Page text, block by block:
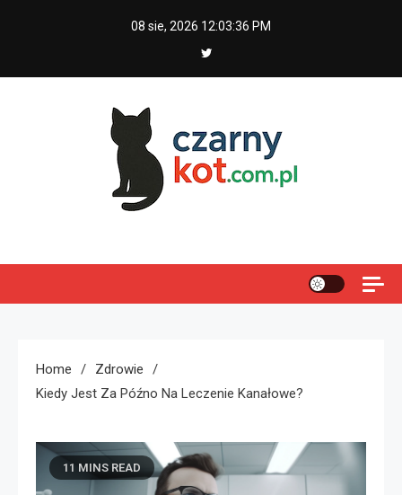
08 sie, 2026 12:03:37 PM
Home
Zdrowie
Kiedy Jest Za Późno Na Leczenie Kanałowe?
11 MINS READ